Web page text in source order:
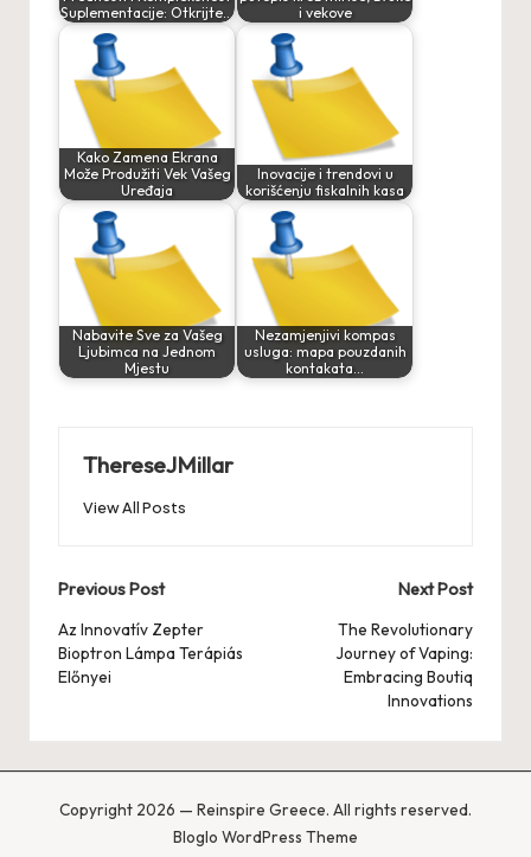
Suplementacije: Otkrijte…
i vekove
Kako Zamena Ekrana
Može Produžiti Vek Vašeg
Uređaja
Inovacije i trendovi u
korišćenju fiskalnih kasa
Nabavite Sve za Vašeg
Ljubimca na Jednom
Mjestu
Nezamjenjivi kompas
usluga: mapa pouzdanih
kontakata…
ThereseJMillar
View All Posts
Post
navigation
Previous Post
Az Innovatív Zepter
Bioptron Lámpa Terápiás
Előnyei
Next Post
The Revolutionary
Journey of Vaping:
Embracing Boutiq
Innovations
Copyright 2026 — Reinspire Greece. All rights reserved.
Bloglo WordPress Theme